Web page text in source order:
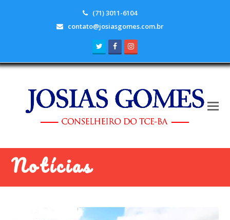
(71) 3011-6104
contato@josiasgomes.com.br
TwitterFacebook
Notícias